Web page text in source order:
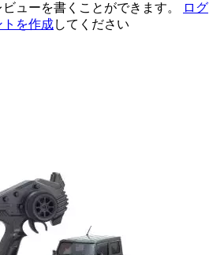
ューを書くことができます。
ログ
トを作成してください